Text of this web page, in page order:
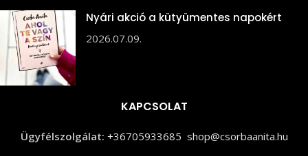
Nyári akció a kütyümentes napokért
2026.07.09.
KAPCSOLAT
Ügyfélszolgálat: +36705933685 shop@csorbaanita.hu